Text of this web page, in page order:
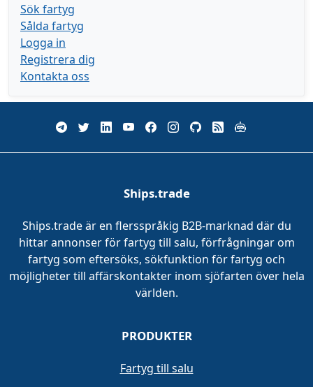
Sök fartyg
Sålda fartyg
Logga in
Registrera dig
Kontakta oss
Ships.trade
Ships.trade är en flersspråkig B2B-marknad där du
hittar annonser för fartyg till salu, förfrågningar om
fartyg som eftersöks, sökfunktion för fartyg och
möjligheter till affärskontakter inom sjöfarten över hela
världen.
PRODUKTER
Fartyg till salu